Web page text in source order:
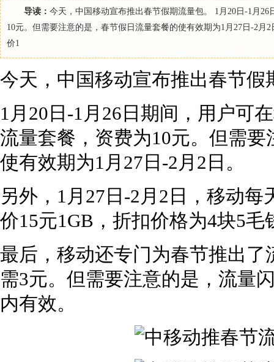
导读： 今天，中国移动宣布推出春节假期流量包。 1月20日-1月
10元。但需要注意的是，春节假日流量套餐的使有效期为1月27日-2
价1
今天，中国移动宣布推出春节假
1月20日-1月26日期间，用户可
流量套餐，资费为10元。但需
使有效期为1月27日-2月2日。
另外，1月27日-2月2日，移动
价15元1GB，折扣价格为4块5毛
最后，移动还专门为春节推出
需3元。但需要注意的是，流量
内有效。